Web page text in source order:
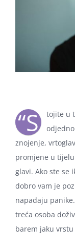
“S
tojite u
znojenje,
promjene u
glavi. Ako ste se
dobro vam je
napadaju
treća osoba
barem jaku